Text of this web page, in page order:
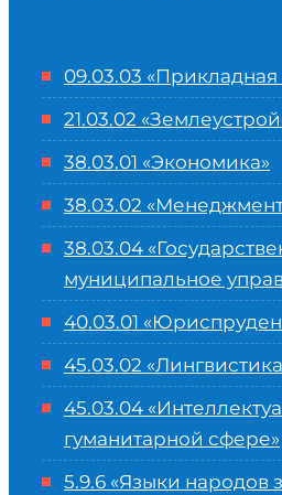
09.03.03
21.03.02
38.03.01 «Экономика»
38.03.02
38.03.04
муниципальное
40.03.01
45.03.02
45.03.04 «
гуманитарной сфере»
5.9.6 «Языки народов